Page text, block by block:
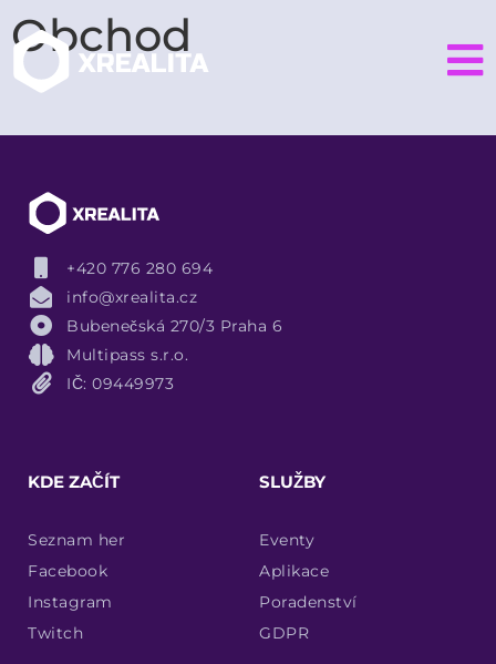
Obchod
+420 776 280 694
info@xrealita.cz
Bubenečská 270/3 Praha 6
Multipass s.r.o.
IČ: 09449973
KDE ZAČÍT
Seznam her
Facebook
Instagram
Twitch
SLUŽBY
Eventy
Aplikace
Poradenství
GDPR